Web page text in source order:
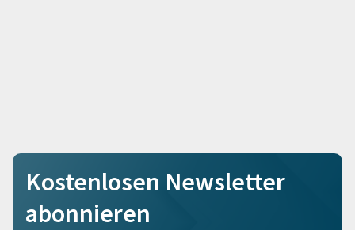
Kostenlosen Newsletter
abonnieren